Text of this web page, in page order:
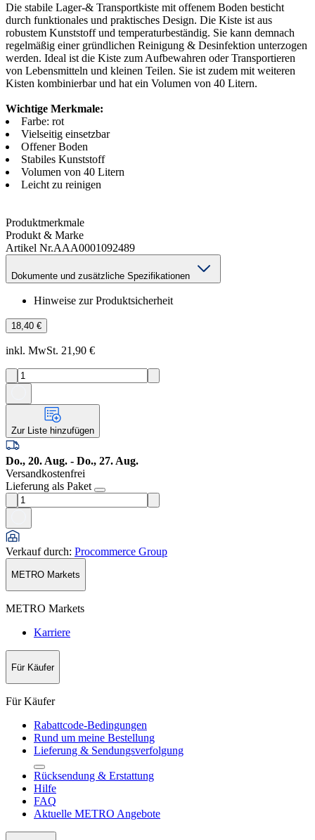
Die stabile Lager-& Transportkiste mit offenem Boden besticht
durch funktionales und praktisches Design. Die Kiste ist aus
robustem Kunststoff und temperaturbeständig. Sie kann demnach
regelmäßig einer gründlichen Reinigung & Desinfektion unterzogen
werden. Ideal ist die Kiste zum Aufbewahren oder Transportieren
von Lebensmitteln und kleinen Teilen. Sie ist zudem mit weiteren
Kisten kombinierbar und hat ein Volumen von 40 Litern.
Wichtige Merkmale:
Farbe: rot
Vielseitig einsetzbar
Offener Boden
Stabiles Kunststoff
Volumen von 40 Litern
Leicht zu reinigen
Produktmerkmale
Produkt & Marke
Artikel Nr.AAA0001092489
Dokumente und zusätzliche Spezifikationen
Hinweise zur Produktsicherheit
18,40 €
inkl. MwSt. 21,90 €
Zur Liste hinzufügen
Do., 20. Aug. - Do., 27. Aug.
Versandkostenfrei
Lieferung als Paket
Verkauf durch: Procommerce Group
METRO Markets
METRO Markets
Karriere
Für Käufer
Für Käufer
Rabattcode-Bedingungen
Rund um meine Bestellung
Lieferung & Sendungsverfolgung
Rücksendung & Erstattung
Hilfe
FAQ
Aktuelle METRO Angebote